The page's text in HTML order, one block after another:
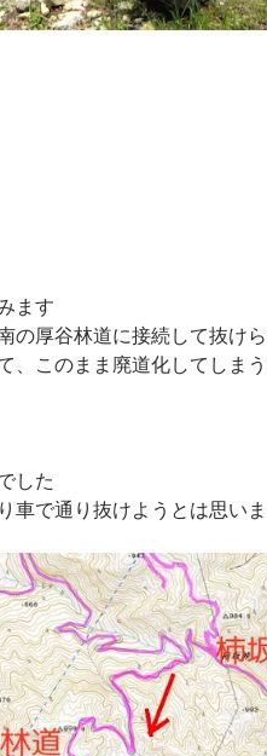
ます
の厚谷林道に接続して抜け
、このまま廃道化してしま
した
車で通り抜けようとは思い